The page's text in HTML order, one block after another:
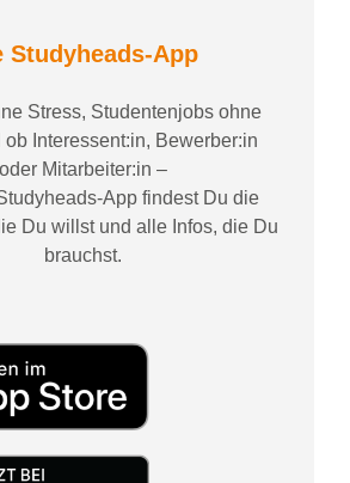
Studyheads-App
Stress, Studentenjobs ohne
ob Interessent:in, Bewerber:in
oder Mitarbeiter:in –
App findest Du die
Du willst und alle Infos, die Du
brauchst.